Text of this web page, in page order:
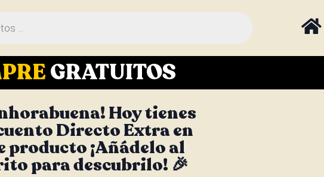
GRATUITOS
Hoy tienes
Directo Extra en
producto ¡Añádelo al
para descubrilo! 🎉